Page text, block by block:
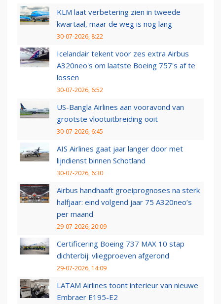
KLM laat verbetering zien in tweede
kwartaal, maar de weg is nog lang
30-07-2026, 8:22
Icelandair tekent voor zes extra Airbus
A320neo's om laatste Boeing 757's af te
lossen
30-07-2026, 6:52
US-Bangla Airlines aan vooravond van
grootste vlootuitbreiding ooit
30-07-2026, 6:45
AIS Airlines gaat jaar langer door met
lijndienst binnen Schotland
30-07-2026, 6:30
Airbus handhaaft groeiprognoses na sterk
halfjaar: eind volgend jaar 75 A320neo’s
per maand
29-07-2026, 20:09
Certificering Boeing 737 MAX 10 stap
dichterbij: vliegproeven afgerond
29-07-2026, 14:09
LATAM Airlines toont interieur van nieuwe
Embraer E195-E2